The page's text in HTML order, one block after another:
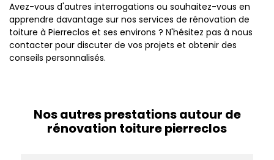
Avez-vous d'autres interrogations ou souhaitez-vous en
apprendre davantage sur nos services de rénovation de
toiture à Pierreclos et ses environs ? N'hésitez pas à nous
contacter pour discuter de vos projets et obtenir des
conseils personnalisés.
Nos autres prestations autour de
rénovation toiture pierreclos